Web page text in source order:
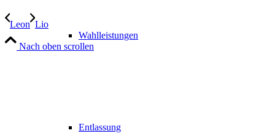
Wahlleistungen
Entlassung
Leon Lio
Nach oben scrollen